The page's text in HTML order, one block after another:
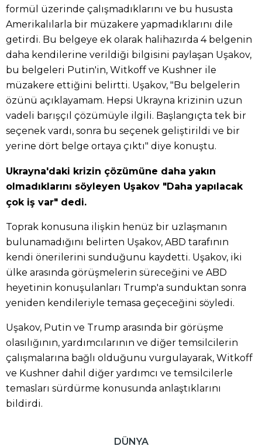
formül üzerinde çalışmadıklarını ve bu hususta
Amerikalılarla bir müzakere yapmadıklarını dile
getirdi. Bu belgeye ek olarak halihazırda 4 belgenin
daha kendilerine verildiği bilgisini paylaşan Uşakov,
bu belgeleri Putin'in, Witkoff ve Kushner ile
müzakere ettiğini belirtti. Uşakov, "Bu belgelerin
özünü açıklayamam. Hepsi Ukrayna krizinin uzun
vadeli barışçıl çözümüyle ilgili. Başlangıçta tek bir
seçenek vardı, sonra bu seçenek geliştirildi ve bir
yerine dört belge ortaya çıktı" diye konuştu.
Ukrayna'daki krizin çözümüne daha yakın
olmadıklarını söyleyen Uşakov "Daha yapılacak
çok iş var" dedi.
Toprak konusuna ilişkin henüz bir uzlaşmanın
bulunamadığını belirten Uşakov, ABD tarafının
kendi önerilerini sunduğunu kaydetti. Uşakov, iki
ülke arasında görüşmelerin süreceğini ve ABD
heyetinin konuşulanları Trump'a sunduktan sonra
yeniden kendileriyle temasa geçeceğini söyledi.
Uşakov, Putin ve Trump arasında bir görüşme
olasılığının, yardımcılarının ve diğer temsilcilerin
çalışmalarına bağlı olduğunu vurgulayarak, Witkoff
ve Kushner dahil diğer yardımcı ve temsilcilerle
temasları sürdürme konusunda anlaştıklarını
bildirdi.
DÜNYA